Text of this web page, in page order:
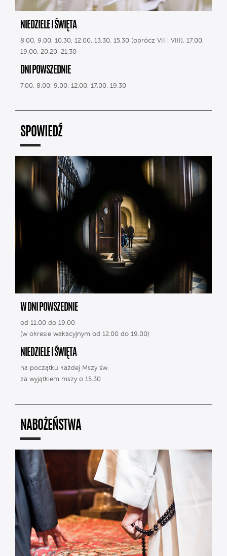
NIEDZIELE I ŚWIĘTA
8.00, 9.00, 10.30, 12.00, 13.30, 15.30 (oprócz VII i VIII), 17.00,
19.00, 20.20, 21.30
DNI POWSZEDNIE
7.00, 8.00, 9.00, 12.00, 17.00, 19.30
SPOWIEDŹ
W DNI POWSZEDNIE
od 11.00 do 19.00
(w okresie wakacyjnym od 12.00 do 19.00)
NIEDZIELE I ŚWIĘTA
na początku każdej Mszy św.
za wyjątkiem mszy o 15.30
NABOŻEŃSTWA